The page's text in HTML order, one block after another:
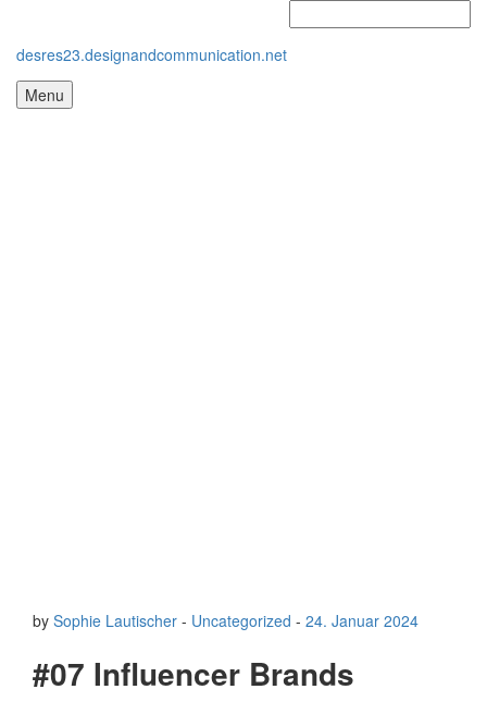
desres23.designandcommunication.net
Menu
by Sophie Lautischer - Uncategorized - 24. Januar 2024
#07 Influencer Brands